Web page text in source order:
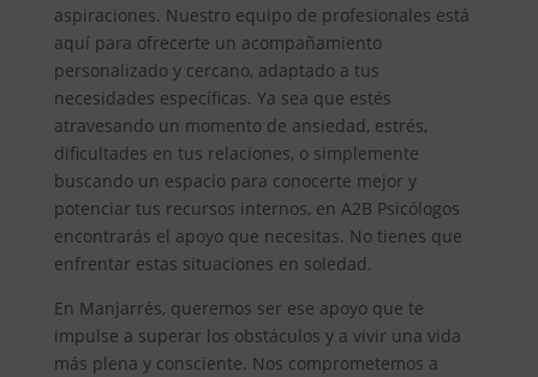
aspiraciones. Nuestro equipo de profesionales está
aquí para ofrecerte un acompañamiento
personalizado y cercano, adaptado a tus
necesidades específicas. Ya sea que estés
atravesando un momento de ansiedad, estrés,
dificultades en tus relaciones, o simplemente
buscando un espacio para conocerte mejor y
potenciar tus recursos internos, en A2B Psicólogos
encontrarás el apoyo que necesitas. No tienes que
enfrentar estas situaciones en soledad.
En Manjarrés, queremos ser ese apoyo que te
impulse a superar los obstáculos y a vivir una vida
más plena y consciente. Nos comprometemos a